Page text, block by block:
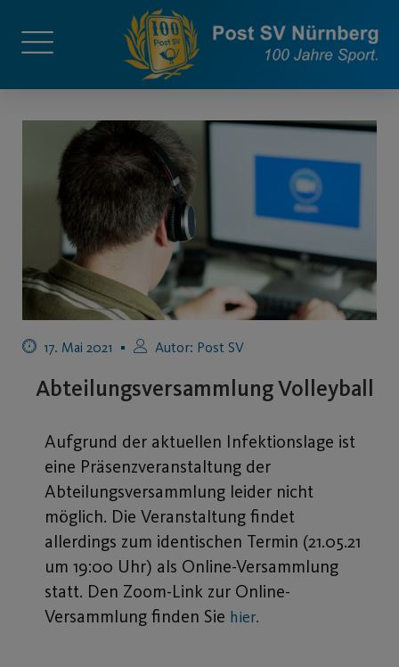
17. Mai 2021 Autor: Post SV
Abteilungsversammlung Volleyball
Aufgrund der aktuellen Infektionslage ist
eine Präsenzveranstaltung der
Abteilungsversammlung leider nicht
möglich. Die Veranstaltung findet
allerdings zum identischen Termin (21.05.21
um 19:00 Uhr) als Online-Versammlung
statt. Den Zoom-Link zur Online-
Versammlung finden Sie hier.